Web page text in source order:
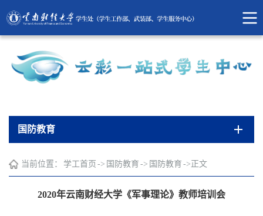
国防教育
当前位置： 学工首页 -> 国防教育 -> 国防教育 -> 正文
2020年云南财经大学《军事理论》教师培训会